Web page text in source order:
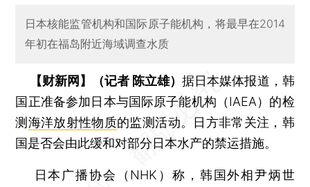
日本核能监管机构和国际原子能机构，将最早在2014
年初在福岛附近海域调查水质
【财新网】（记者 陈立雄）据日本媒体报道，韩
国正准备参加日本与国际原子能机构（IAEA）的检
测 海洋放射性物质的监测活动。日方非常关注，韩
国是否会由此缓和对部分日本水产的禁运措施。
日本广播协会（NHK）称，韩国外相尹炳世